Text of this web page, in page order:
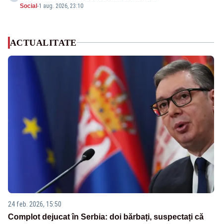
Social-1 aug. 2026, 23:10
ACTUALITATE
24 feb. 2026, 15:50
Complot dejucat în Serbia: doi bărbați, suspectați că